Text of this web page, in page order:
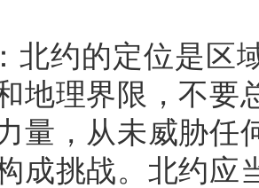
北约的定位是区
地理界限，不要
量，从未威胁
成挑战。北约应